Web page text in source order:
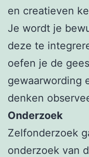
en creatieven
Je wordt je
deze te
oefen je de
gewaarwording
denken
Onderzoek
Zelfonderzoek
onderzoek van